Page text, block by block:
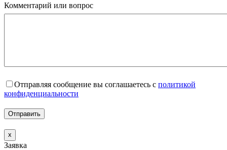
Комментарий или вопрос
Отправляя сообщение вы соглашаетесь с политикой
конфиденциальности
x
Заявка